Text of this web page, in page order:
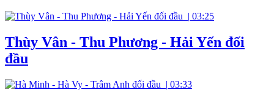
| 03:25
Thùy Vân - Thu Phương - Hải Yến đối
đầu
| 03:33